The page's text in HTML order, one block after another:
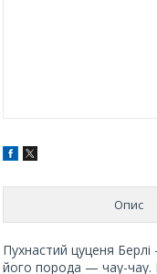
Опис
Пухнастий цуценя
його порода — чау-чау.